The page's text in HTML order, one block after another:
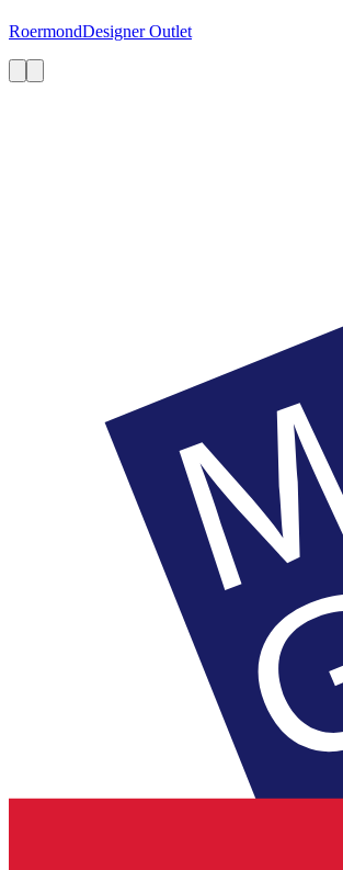
RoermondDesigner Outlet